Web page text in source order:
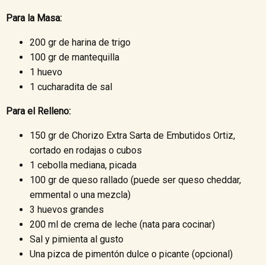
Para la Masa:
200 gr de harina de trigo
100 gr de mantequilla
1 huevo
1 cucharadita de sal
Para el Relleno:
150 gr de Chorizo Extra Sarta de Embutidos Ortiz,
cortado en rodajas o cubos
1 cebolla mediana, picada
100 gr de queso rallado (puede ser queso cheddar,
emmental o una mezcla)
3 huevos grandes
200 ml de crema de leche (nata para cocinar)
Sal y pimienta al gusto
Una pizca de pimentón dulce o picante (opcional)